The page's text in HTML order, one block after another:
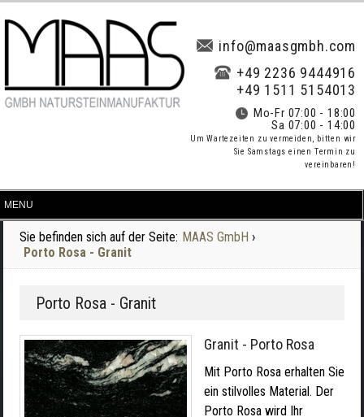
info@maasgmbh.com
+49 2236 9444916
+49 1511 5154013
Mo-Fr 07:00 - 18:00
Sa 07:00 - 14:00
Um Wartezeiten zu vermeiden, bitten wir
Sie Samstags einen Termin zu
vereinbaren!
Sie befinden sich auf der Seite: MAAS GmbH ›
Porto Rosa - Granit
Porto Rosa - Granit
Granit - Porto Rosa
Mit Porto Rosa erhalten Sie
ein stilvolles Material. Der
Porto Rosa wird Ihr